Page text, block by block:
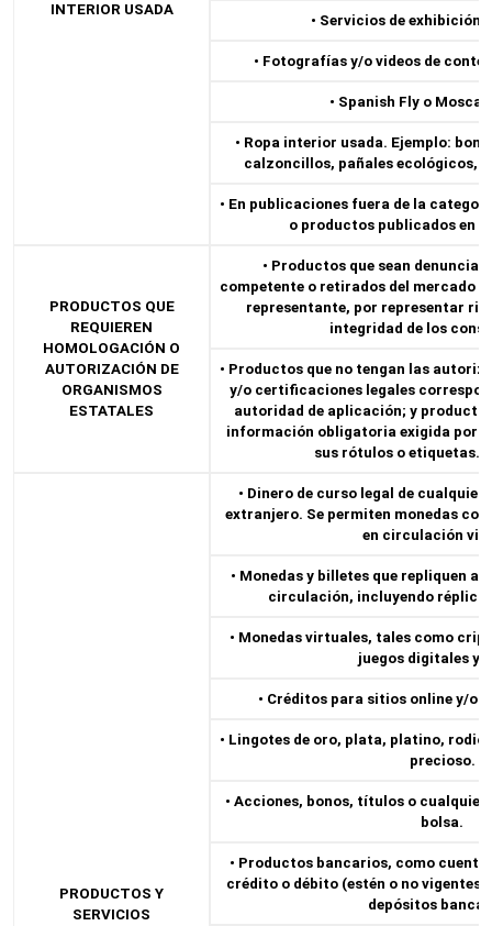
INTERIOR USADA
• Servicios de exhibición
• Fotografías y/o videos de
• Spanish Fly o Mosca
• Ropa interior usada. Ejemplo:
calzoncillos, pañales ecológicos,
• En publicaciones fuera de la
o productos publicados en
PRODUCTOS QUE
REQUIEREN
HOMOLOGACIÓN O
AUTORIZACIÓN DE
ORGANISMOS
ESTATALES
• Productos que sean
competente o retirados del mercado
representante, por representar
integridad de los
• Productos que no tengan las
y/o certificaciones legales
autoridad de aplicación; y
información obligatoria exigida por
sus rótulos o etiquetas.
PRODUCTOS Y
SERVICIOS
• Dinero de curso legal de
extranjero. Se permiten monedas
en circulación
• Monedas y billetes que repliquen a
circulación, incluyendo
• Monedas virtuales, tales como
juegos digitales y
• Créditos para sitios online y/o
• Lingotes de oro, plata, platino,
precioso.
• Acciones, bonos, títulos o
bolsa.
• Productos bancarios, como
crédito o débito (estén o no
depósitos